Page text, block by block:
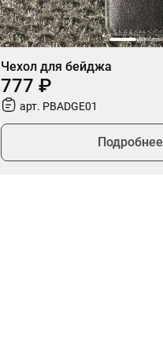
Чехол для бейджа
777 ₽
арт. PBADGE01
Подробнее